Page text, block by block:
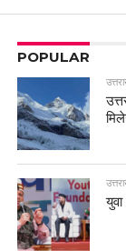
POPULAR